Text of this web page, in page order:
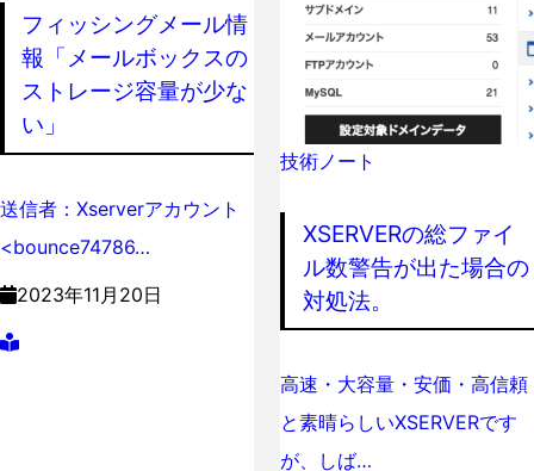
フィッシングメール情
報「メールボックスの
ストレージ容量が少な
い」
送信者：Xserverアカウント
<bounce74786…
2023年11月20日
技術ノート
XSERVERの総ファイ
ル数警告が出た場合の
対処法。
高速・大容量・安価・高信頼
と素晴らしいXSERVERです
が、しば…